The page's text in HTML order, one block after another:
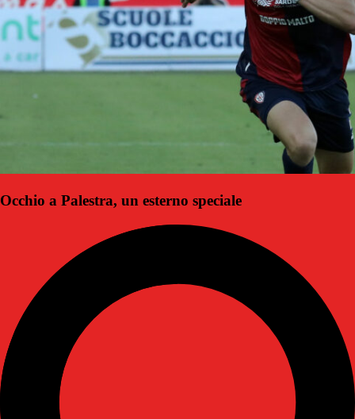
Occhio a Palestra, un esterno speciale